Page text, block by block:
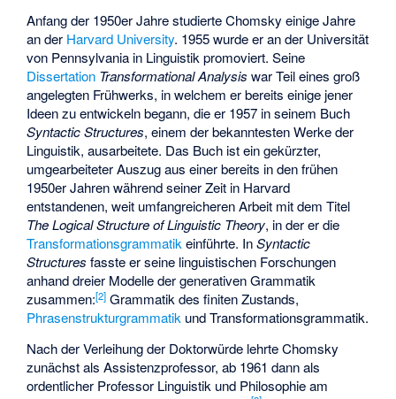
Anfang der 1950er Jahre studierte Chomsky einige Jahre
an der Harvard University. 1955 wurde er an der Universität
von Pennsylvania in Linguistik promoviert. Seine
Dissertation Transformational Analysis war Teil eines groß
angelegten Frühwerks, in welchem er bereits einige jener
Ideen zu entwickeln begann, die er 1957 in seinem Buch
Syntactic Structures, einem der bekanntesten Werke der
Linguistik, ausarbeitete. Das Buch ist ein gekürzter,
umgearbeiteter Auszug aus einer bereits in den frühen
1950er Jahren während seiner Zeit in Harvard
entstandenen, weit umfangreicheren Arbeit mit dem Titel
The Logical Structure of Linguistic Theory, in der er die
Transformationsgrammatikeinführte. InSyntactic
Structures fasste er seine linguistischen Forschungen
anhand dreier Modelle der generativen Grammatik
zusammen:[2] Grammatik des finiten Zustands,
Phrasenstrukturgrammatik und Transformationsgrammatik.
Nach der Verleihung der Doktorwürde lehrte Chomsky
zunächst als Assistenzprofessor, ab 1961 dann als
ordentlicher Professor Linguistik und Philosophie am